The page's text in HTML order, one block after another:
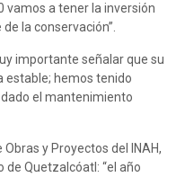
vamos a tener la inversión
la conservación”.
importante señalar que su
estable; hemos tenido
el mantenimiento
y Proyectos del INAH,
Quetzalcóatl: “el año